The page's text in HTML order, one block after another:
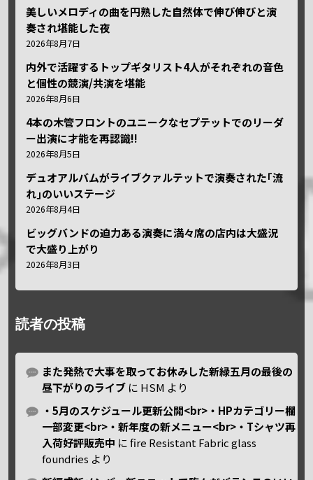
美しいメロディの曲を円熟した自然体で伸び伸びと演
奏され堪能した夜
2026年8月7日
内外で活躍するトップギタリスト4人がそれぞれの音色
と個性の競演/共演を堪能
2026年8月6日
4本の木管フロントのユニークなセプテットでのリーダ
ー出演に才能を再認識!!
2026年8月5日
デュオアルバムがライブクァルテットで演奏された｢流
れ｣のいいステージ
2026年8月4日
ビッグバンドの迫力ある演奏に満々席の店内は大盛況
で大盛り上がり
2026年8月3日
読者の投稿
また発熱で大事を取ってお休みした新緑五月の最後の
昼下がりのライブ に HSM より
・5月のスケジュール更新公開<br>・HPカテゴリー欄
一部変更<br>・新年度の新メニュー<br>・Tシャツ再
入荷好評販売中 にfire Resistant Fabric glass
foundries より